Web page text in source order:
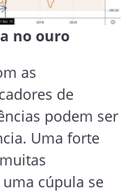
no ouro
as
de
podem ser
Uma forte
cúpula se